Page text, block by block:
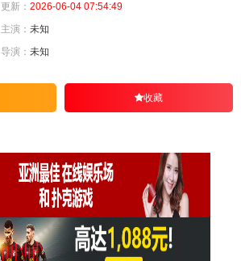
更新： 2026-06-04 07:54:49
主演： 未知
导演： 未知
收藏